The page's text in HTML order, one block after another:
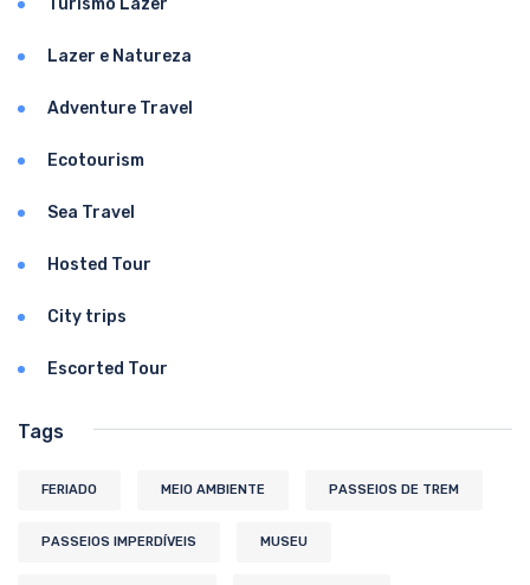
Turismo Lazer
Lazer e Natureza
Adventure Travel
Ecotourism
Sea Travel
Hosted Tour
City trips
Escorted Tour
Tags
FERIADO MEIO AMBIENTE PASSEIOS DE TREM
PASSEIOS IMPERDÍVEIS MUSEU